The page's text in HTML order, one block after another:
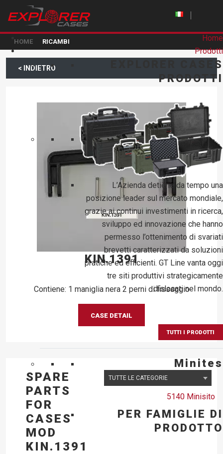
Home
Prodotti
EXPLORER CASES
PRODOTTI
L’Azienda detiene da tempo una
posizione leader sul mercato mondiale,
grazie ai continui investimenti in ricerca,
sviluppo ed innovazione che hanno
permesso l’ottenimento di svariati
brevetti caratterizzati da soluzioni
pratiche ed efficienti. GT Line vanta oggi
tre siti produttivi strategicamente
dislocati nel mondo.
TUTTI I PRODOTTI
Minites
5140 Minisito
PER FAMIGLIE DI
PRODOTTO
HOME RICAMBI
< INDIETRO
KIN.1391
Contiene: 1 maniglia nera 2 perni di fissaggio
CASE DETAIL
SPARE
PARTS
FOR
CASES
MOD
KIN.1391